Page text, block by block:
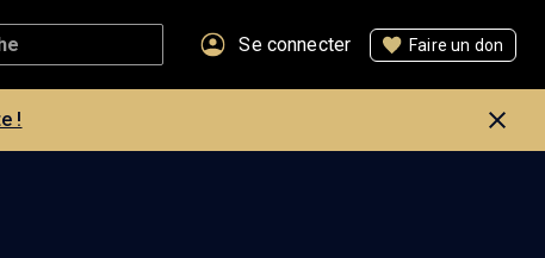
Se connecter Faire un don
!